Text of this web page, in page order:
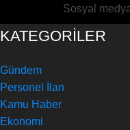
Sosyal
KATEGORİLER
Gündem
Personel İlan
Kamu Haber
Ekonomi